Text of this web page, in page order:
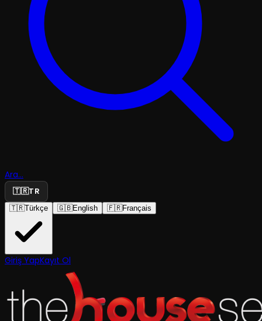
Ara...
🇹🇷TR
🇹🇷Türkçe 🇬🇧English 🇫🇷Français
Giriş YapKayıt Ol